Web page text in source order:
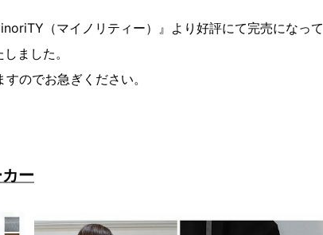
（マイノリティー）』より好評にて完売になって
ました。
のでお急ぎください。
ー